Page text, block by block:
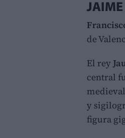
JAIME
de
El rey
central
y
figura